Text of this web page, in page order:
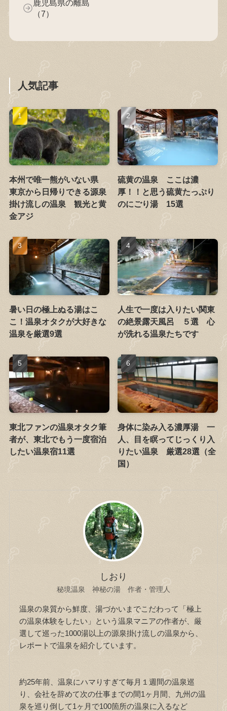
鹿児島県の離島
（7）
人気記事
本州で唯一熊がいない県
東京から日帰りできる源泉
掛け流しの温泉 観光と黄
金アジ
硫黄の温泉 ここは濃
厚！！と思う硫黄たっぷり
のにごり湯 15選
暑い日の極上ぬる湯はこ
こ！温泉オタクが大好きな
温泉を厳選9選
人生で一度は入りたい関東
の絶景露天風呂 ５選 心
が洗れる温泉たちです
東北ファンの温泉オタク筆
者が、東北でもう一度宿泊
したい温泉宿11選
身体に染み入る濃厚湯 一
人、目を瞑ってじっくり入
りたい温泉 厳選28選（全
国）
しおり
秘境温泉 神秘の湯 作者・管理人
温泉の泉質から鮮度、湯づかいまでこだわって「極上
の温泉体験をしたい」という温泉マニアの作者が、厳
選して巡った1000湯以上の源泉掛け流しの温泉から、
レポートで温泉を紹介しています。
約25年前、温泉にハマりすぎて毎月１週間の温泉巡
り、会社を辞めて次の仕事までの間1ヶ月間、九州の温
泉を巡り倒して1ヶ月で100箇所の温泉に入るなど